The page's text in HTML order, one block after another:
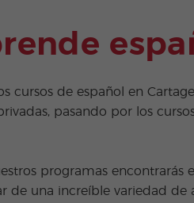
cursos de español en
pasando por los
programas encontrarás
de una increíble variedad de